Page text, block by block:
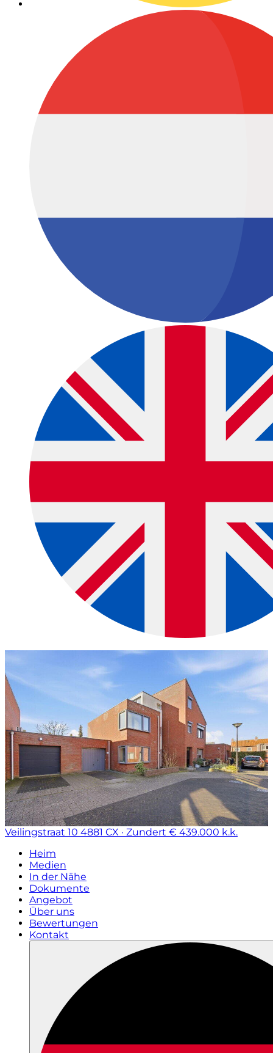
Veilingstraat 10 4881 CX · Zundert € 439.000 k.k.
Heim
Medien
In der Nähe
Dokumente
Angebot
Über uns
Bewertungen
Kontakt